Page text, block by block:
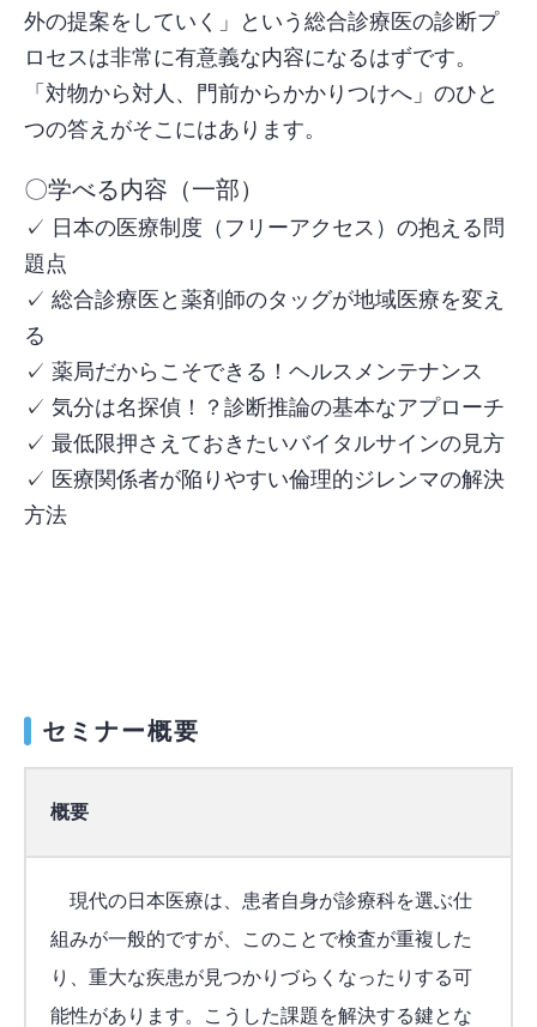
外の提案をしていく」という総合診療医の診断プ
ロセスは非常に有意義な内容になるはずです。
「対物から対人、門前からかかりつけへ」のひと
つの答えがそこにはあります。
〇学べる内容（一部）
✓ 日本の医療制度（フリーアクセス）の抱える問
題点
✓ 総合診療医と薬剤師のタッグが地域医療を変え
る
✓ 薬局だからこそできる！ヘルスメンテナンス
✓ 気分は名探偵！？診断推論の基本なアプローチ
✓ 最低限押さえておきたいバイタルサインの見方
✓ 医療関係者が陥りやすい倫理的ジレンマの解決
方法
セミナー概要
概要
現代の日本医療は、患者自身が診療科を選ぶ仕
組みが一般的ですが、このことで検査が重複した
り、重大な疾患が見つかりづらくなったりする可
能性があります。こうした課題を解決する鍵とな